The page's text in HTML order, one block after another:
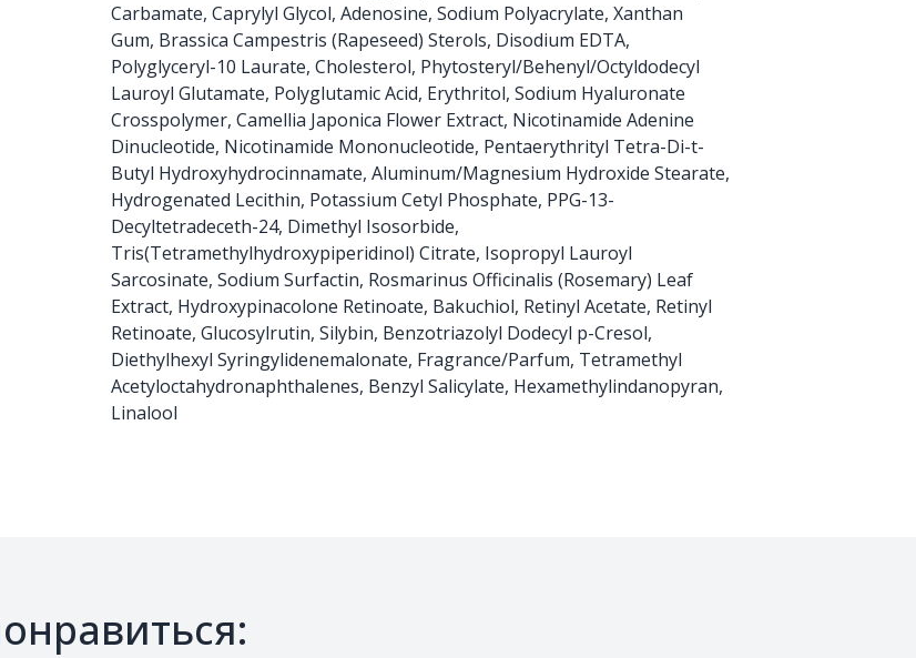
Carbamate, Caprylyl Glycol, Adenosine, Sodium Polyacrylate, Xanthan
Gum, Brassica Campestris (Rapeseed) Sterols, Disodium EDTA,
Polyglyceryl-10 Laurate, Cholesterol, Phytosteryl/Behenyl/Octyldodecyl
Lauroyl Glutamate, Polyglutamic Acid, Erythritol, Sodium Hyaluronate
Crosspolymer, Camellia Japonica Flower Extract, Nicotinamide Adenine
Dinucleotide, Nicotinamide Mononucleotide, Pentaerythrityl Tetra-Di-t-
Butyl Hydroxyhydrocinnamate, Aluminum/Magnesium Hydroxide Stearate,
Hydrogenated Lecithin, Potassium Cetyl Phosphate, PPG-13-
Decyltetradeceth-24, Dimethyl Isosorbide,
Tris(Tetramethylhydroxypiperidinol) Citrate, Isopropyl Lauroyl
Sarcosinate, Sodium Surfactin, Rosmarinus Officinalis (Rosemary) Leaf
Extract, Hydroxypinacolone Retinoate, Bakuchiol, Retinyl Acetate, Retinyl
Retinoate, Glucosylrutin, Silybin, Benzotriazolyl Dodecyl p-Cresol,
Diethylhexyl Syringylidenemalonate, Fragrance/Parfum, Tetramethyl
Acetyloctahydronaphthalenes, Benzyl Salicylate, Hexamethylindanopyran,
Linalool